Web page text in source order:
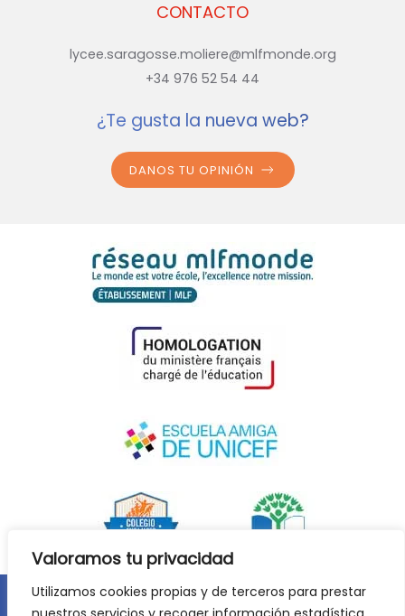
Valoramos tu privacidad
Utilizamos cookies propias y de terceros para prestar
CONTACTO
lycee.saragosse.moliere@mlfmonde.org
+34 976 52 54 44
¿Te gusta la nueva web?
DANOS TU OPINIÓN